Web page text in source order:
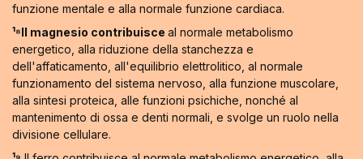
funzione mentale e alla normale funzione cardiaca.
¹⁸Il magnesio contribuisce al normale metabolismo
energetico, alla riduzione della stanchezza e
dell'affaticamento, all'equilibrio elettrolitico, al normale
funzionamento del sistema nervoso, alla funzione muscolare,
alla sintesi proteica, alle funzioni psichiche, nonché al
mantenimento di ossa e denti normali, e svolge un ruolo nella
divisione cellulare.